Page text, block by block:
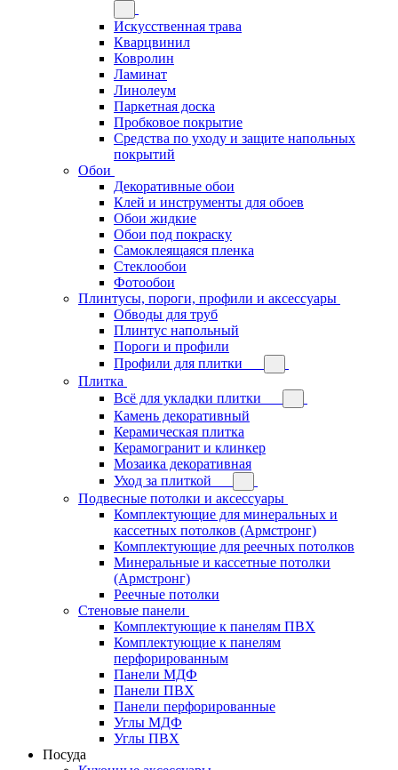
Искусственная трава
Кварцвинил
Ковролин
Ламинат
Линолеум
Паркетная доска
Пробковое покрытие
Средства по уходу и защите напольных
покрытий
Обои
Декоративные обои
Клей и инструменты для обоев
Обои жидкие
Обои под покраску
Самоклеящаяся пленка
Стеклообои
Фотообои
Плинтусы, пороги, профили и аксессуары
Обводы для труб
Плинтус напольный
Пороги и профили
Профили для плитки
Плитка
Всё для укладки плитки
Камень декоративный
Керамическая плитка
Керамогранит и клинкер
Мозаика декоративная
Уход за плиткой
Подвесные потолки и аксессуары
Комплектующие для минеральных и
кассетных потолков (Армстронг)
Комплектующие для реечных потолков
Минеральные и кассетные потолки
(Армстронг)
Реечные потолки
Стеновые панели
Комплектующие к панелям ПВХ
Комплектующие к панелям
перфорированным
Панели МДФ
Панели ПВХ
Панели перфорированные
Углы МДФ
Углы ПВХ
Посуда